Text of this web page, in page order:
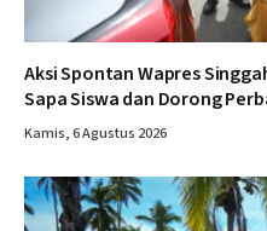
Aksi Spontan Wapres
Sapa Siswa dan Dorong
Kamis, 6 Agustus 2026